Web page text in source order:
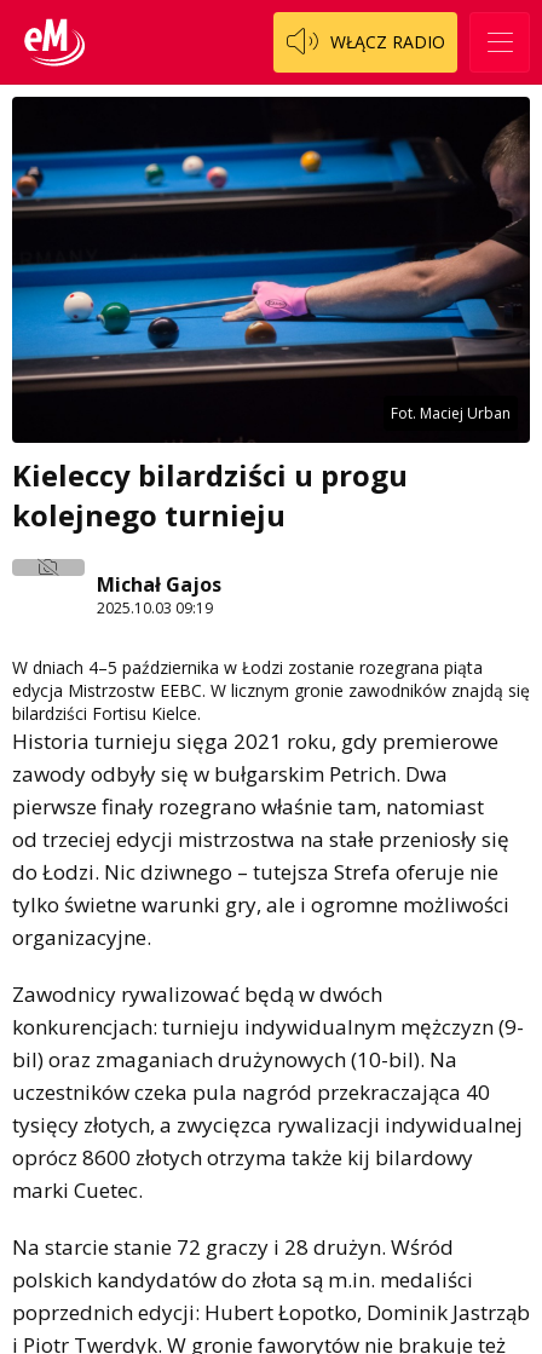
WŁĄCZ RADIO
Fot. Maciej Urban
Kieleccy bilardziści u progu
kolejnego turnieju
Michał Gajos
2025.10.03 09:19
W dniach 4–5 października w Łodzi zostanie rozegrana piąta
edycja Mistrzostw EEBC. W licznym gronie zawodników znajdą się
bilardziści Fortisu Kielce.
Historia turnieju sięga 2021 roku, gdy premierowe
zawody odbyły się w bułgarskim Petrich. Dwa
pierwsze finały rozegrano właśnie tam, natomiast
od trzeciej edycji mistrzostwa na stałe przeniosły się
do Łodzi. Nic dziwnego – tutejsza Strefa oferuje nie
tylko świetne warunki gry, ale i ogromne możliwości
organizacyjne.
Zawodnicy rywalizować będą w dwóch
konkurencjach: turnieju indywidualnym mężczyzn (9-
bil) oraz zmaganiach drużynowych (10-bil). Na
uczestników czeka pula nagród przekraczająca 40
tysięcy złotych, a zwycięzca rywalizacji indywidualnej
oprócz 8600 złotych otrzyma także kij bilardowy
marki Cuetec.
Na starcie stanie 72 graczy i 28 drużyn. Wśród
polskich kandydatów do złota są m.in. medaliści
poprzednich edycji: Hubert Łopotko, Dominik Jastrząb
i Piotr Twerdyk. W gronie faworytów nie brakuje też